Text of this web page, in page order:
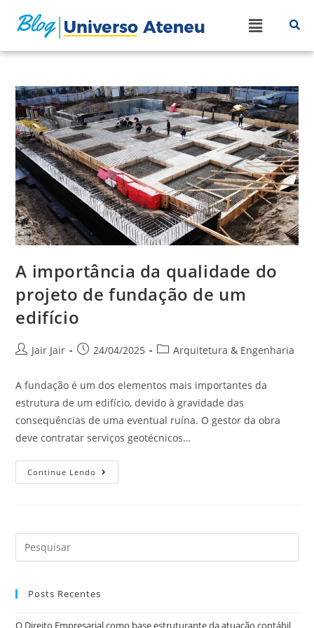
A importância da qualidade do
projeto de fundação de um
edifício
Jair Jair 24/04/2025 Arquitetura & Engenharia
A fundação é um dos elementos mais importantes da
estrutura de um edifício, devido à gravidade das
consequências de uma eventual ruína. O gestor da obra
deve contratar serviços geotécnicos…
Continue Lendo
Posts Recentes
O Direito Empresarial como base estruturante da atuação contábil